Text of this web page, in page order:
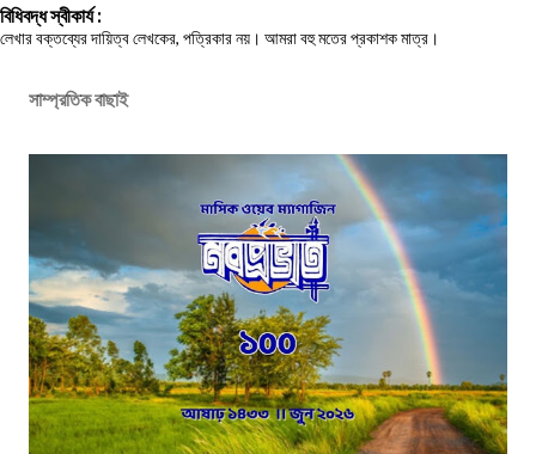
বিধিবদ্ধ স্বীকার্য :
লেখার বক্তব্যের দায়িত্ব লেখকের, পত্রিকার নয়। আমরা বহু মতের প্রকাশক মাত্র।
সাম্প্রতিক বাছাই